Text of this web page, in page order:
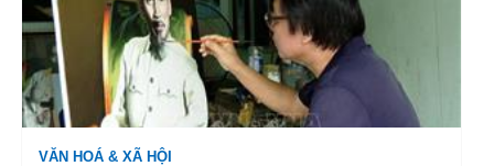
VĂN HOÁ & XÃ HỘI